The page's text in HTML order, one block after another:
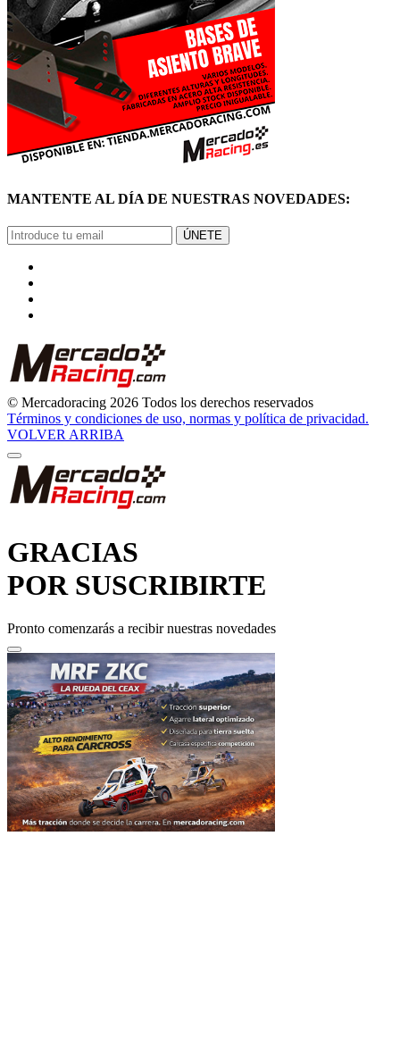
MANTENTE AL DÍA DE NUESTRAS NOVEDADES:
ÚNETE
© Mercadoracing 2026 Todos los derechos reservados
Términos y condiciones de uso, normas y política de privacidad.
VOLVER ARRIBA
GRACIAS
POR SUSCRIBIRTE
Pronto comenzarás a recibir nuestras novedades